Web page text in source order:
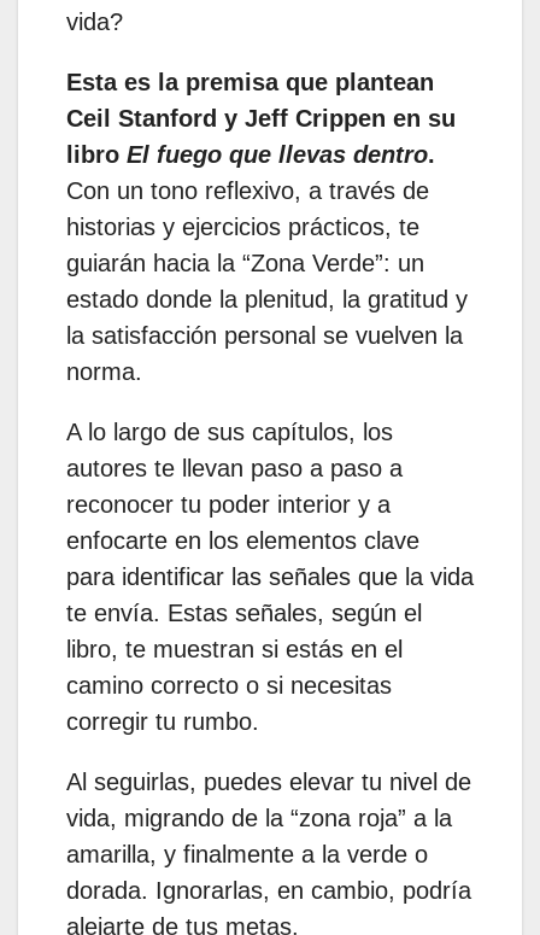
vida?
Esta es la premisa que plantean
Ceil Stanford y Jeff Crippen en su
libro El fuego que llevas dentro.
Con un tono reflexivo, a través de
historias y ejercicios prácticos, te
guiarán hacia la “Zona Verde”: un
estado donde la plenitud, la gratitud y
la satisfacción personal se vuelven la
norma.
A lo largo de sus capítulos, los
autores te llevan paso a paso a
reconocer tu poder interior y a
enfocarte en los elementos clave
para identificar las señales que la vida
te envía. Estas señales, según el
libro, te muestran si estás en el
camino correcto o si necesitas
corregir tu rumbo.
Al seguirlas, puedes elevar tu nivel de
vida, migrando de la “zona roja” a la
amarilla, y finalmente a la verde o
dorada. Ignorarlas, en cambio, podría
alejarte de tus metas.